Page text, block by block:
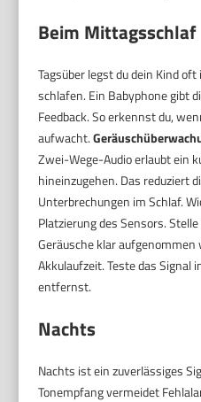
Beim Mittagsschlaf
Tagsüber legst du dein Kind
schlafen. Ein Babyphone gibt
Feedback. So erkennst du,
aufwacht.
Zwei-Wege-Audio erlaubt ein
hineinzugehen. Das reduziert
Unterbrechungen im Schlaf.
Platzierung des Sensors.
Geräusche klar
Akkulaufzeit. Teste das Signal
entfernst.
Nachts
Nachts ist ein zuverlässiges
Tonempfang vermeidet